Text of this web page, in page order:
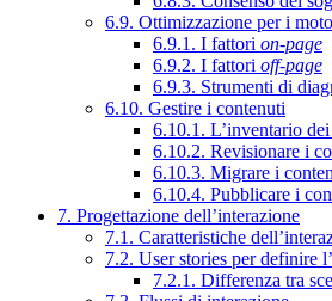
6.9. Ottimizzazione per i
6.9.1. I fattori on-page
6.9.2. I fattori off-page
6.9.3. Strumenti di
6.10. Gestire i contenuti
6.10.1. L’inventario
6.10.2. Revisionare i
6.10.3. Migrare i
6.10.4. Pubblicare i
7. Progettazione dell’interazione
7.1. Caratteristiche
7.2. User stories per definire
7.2.1. Differenza tra